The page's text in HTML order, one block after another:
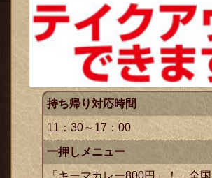
持ち帰り対応時間
11：30～17：00
一押しメニュー